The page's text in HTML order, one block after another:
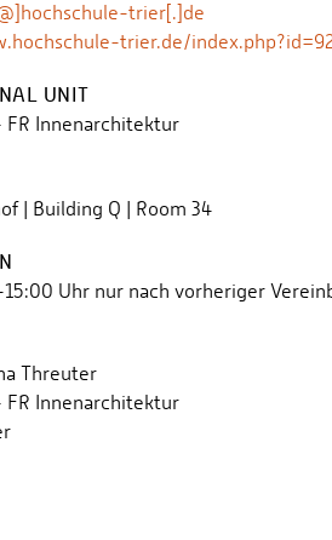
trier[.]de
trier.de/
UNIT
FR Innenarchitektur
| Building Q | Room 34
Uhr nur nach vorheriger
Threuter
FR Innenarchitektur